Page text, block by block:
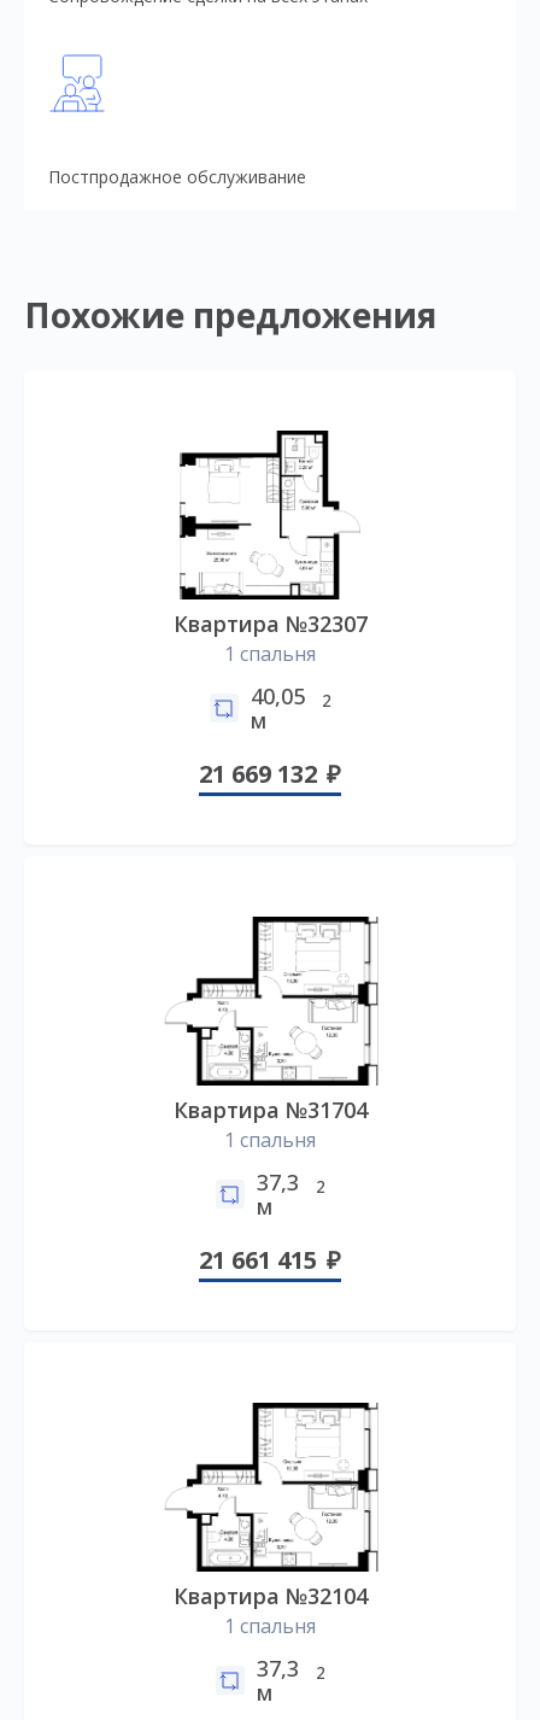
Постпродажное обслуживание
Похожие предложения
Квартира №32307
1 спальня
40,05
м
2
21 669 132
Квартира №31704
1 спальня
37,3
м
2
21 661 415
Квартира №32104
1 спальня
37,3
м
2